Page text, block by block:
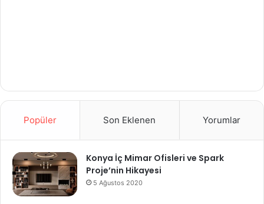
Popüler Son Eklenen Yorumlar
Konya İç Mimar Ofisleri ve Spark
Proje’nin Hikayesi
5 Ağustos 2020